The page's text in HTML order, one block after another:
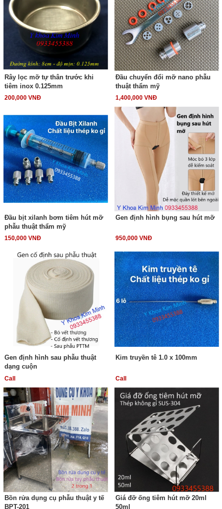
Rây lọc mỡ tự thân trước khi
tiêm inox 0.125mm
200,000 VNĐ
Đầu chuyển đổi mỡ nano phẫu
thuật thẩm mỹ
1,400,000 VNĐ
Đầu bịt xilanh bơm tiêm hút mỡ
phẫu thuật thẩm mỹ
150,000 VNĐ
Gen định hình bụng sau hút mỡ
950,000 VNĐ
Gen định hình sau phẫu thuật
dạng cuộn
Call
Kim truyền tê 1.0 x 100mm
Call
Bồn rửa dụng cụ phẫu thuật y tế
BPT-201
Giá đỡ ống tiêm hút mỡ 20ml
50ml